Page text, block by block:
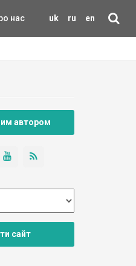
uk ru en
нас
автором
сайт